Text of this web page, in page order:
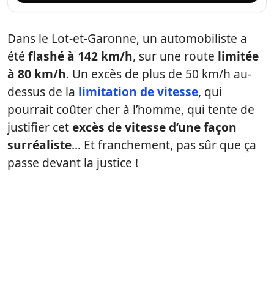
Dans le Lot-et-Garonne, un automobiliste a
été flashé à 142 km/h, sur une route limitée
à 80 km/h. Un excès de plus de 50 km/h au-
dessus de la limitation de vitesse, qui
pourrait coûter cher à l’homme, qui tente de
justifier cetexcès de vitesse d’une façon
surréaliste… Et franchement, pas sûr que ça
passe devant la justice !